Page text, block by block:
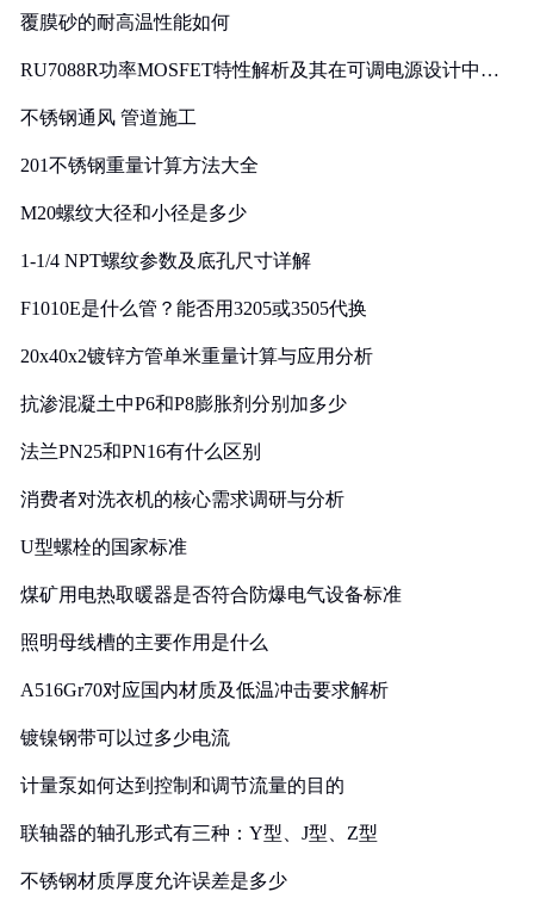
覆膜砂的耐高温性能如何
RU7088R功率MOSFET特性解析及其在可调电源设计中的
不锈钢通风 管道施工
201不锈钢重量计算方法大全
M20螺纹大径和小径是多少
1-1/4 NPT螺纹参数及底孔尺寸详解
F1010E是什么管？能否用3205或3505代换
20x40x2镀锌方管单米重量计算与应用分析
抗渗混凝土中P6和P8膨胀剂分别加多少
法兰PN25和PN16有什么区别
消费者对洗衣机的核心需求调研与分析
U型螺栓的国家标准
煤矿用电热取暖器是否符合防爆电气设备标准
照明母线槽的主要作用是什么
A516Gr70对应国内材质及低温冲击要求解析
镀镍钢带可以过多少电流
计量泵如何达到控制和调节流量的目的
联轴器的轴孔形式有三种：Y型、J型、Z型
不锈钢材质厚度允许误差是多少